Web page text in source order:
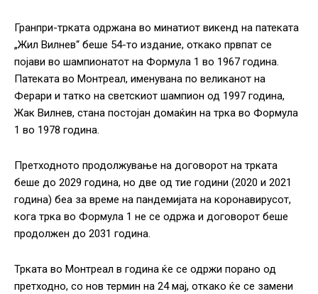
Гранпри-трката одржана во минатиот викенд на патеката
„Жил Вилнев“ беше 54-то издание, откако првпат се
појави во шампионатот на Формула 1 во 1967 година.
Патеката во Монтреал, именувана по великанот на
Ферари и татко на светскиот шампион од 1997 година,
Жак Вилнев, стана постојан домаќин на трка во Формула
1 во 1978 година.
Претходното продолжување на договорот на трката
беше до 2029 година, но две од тие години (2020 и 2021
година) беа за време на пандемијата на коронавирусот,
кога трка во Формула 1 не се одржа и договорот беше
продолжен до 2031 година.
Трката во Монтреал в година ќе се одржи порано од
претходно, со нов термин на 24 мај, откако ќе се замени